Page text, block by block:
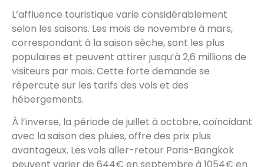
L’affluence touristique varie considérablement
selon les saisons. Les mois de novembre à mars,
correspondant à la saison sèche, sont les plus
populaires et peuvent attirer jusqu’à 2,6 millions de
visiteurs par mois. Cette forte demande se
répercute sur les tarifs des vols et des
hébergements.
À l’inverse, la période de juillet à octobre, coïncidant
avec la saison des pluies, offre des prix plus
avantageux. Les vols aller-retour Paris-Bangkok